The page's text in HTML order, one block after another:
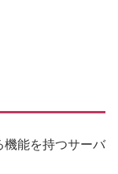
機能を持つサーバ